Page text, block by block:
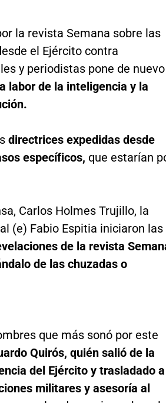
la revista Semana sobre las
el Ejército contra
y periodistas pone de nuevo
labor de la inteligencia y la
directrices expedidas desde
específicos, que estarían
Carlos Holmes Trujillo, la
(e) Fabio Espitia iniciaron las
de la revista
de las chuzadas o
que más sonó por este
Quirós, quién salió de la
del Ejército y trasladado a
militares y asesoría al